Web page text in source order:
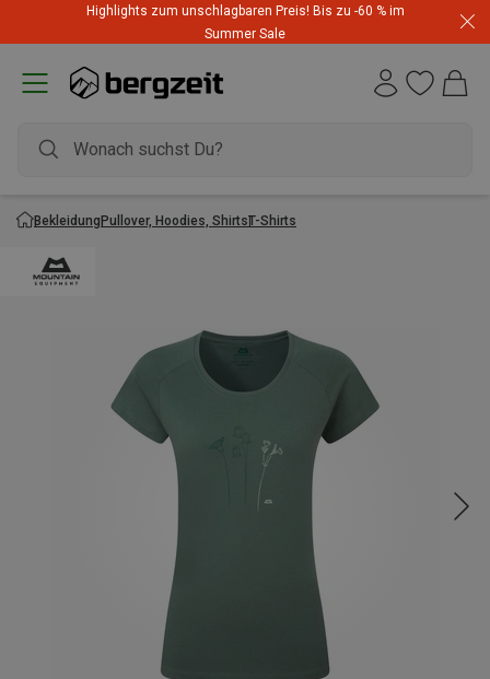
Highlights zum unschlagbaren Preis! Bis zu -60 % im
Summer Sale
BekleidungPullover, Hoodies, ShirtsT-Shirts